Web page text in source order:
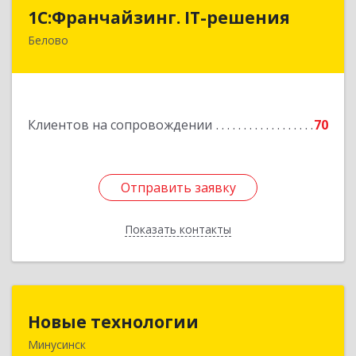
1С:Франчайзинг. IT-решения
Белово
Клиентов на сопровождении 70
Отправить заявку
Показать контакты
1С:Франчайзинг. IT-решения
Отправить заявку
Назад
Новые технологии
Минусинск662606, Красноярский край, Минусинск г,